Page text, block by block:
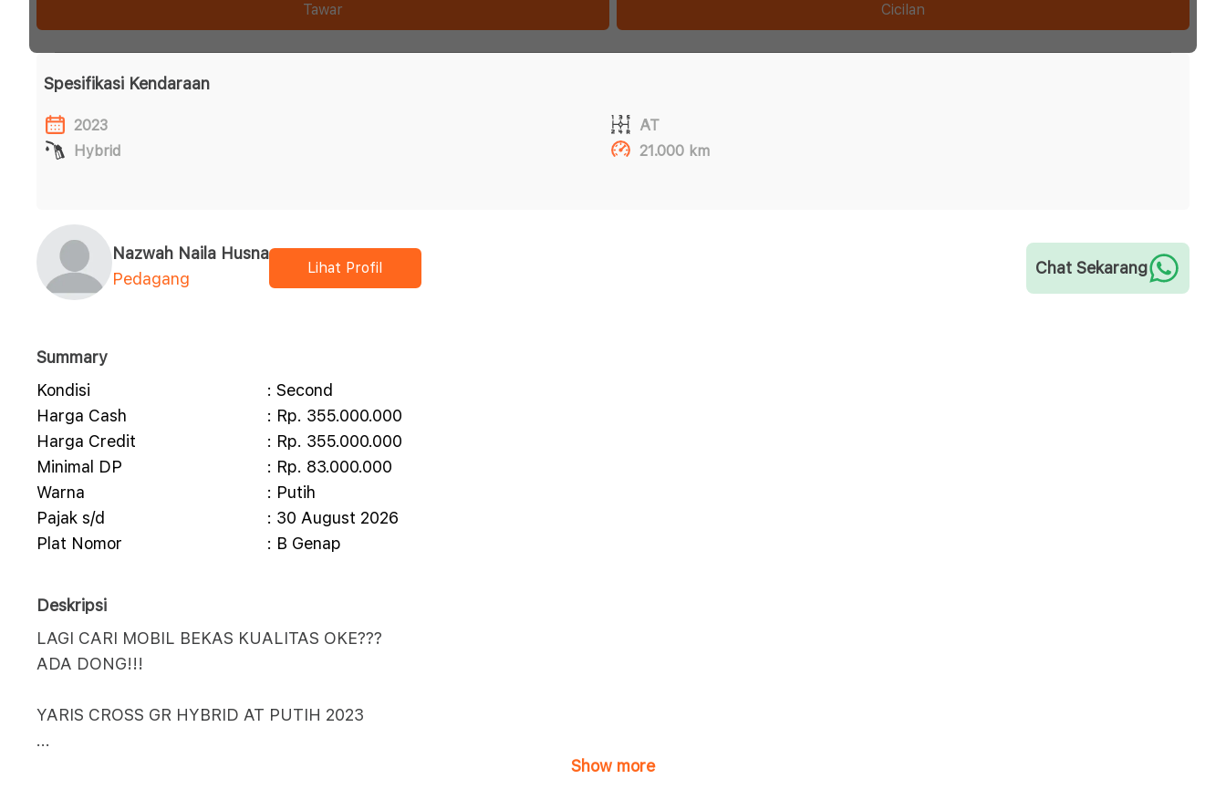
Tawar Cicilan
Spesifikasi Kendaraan
2023
AT
Hybrid
21.000 km
Nazwah Naila Husna
Pedagang
Lihat Profil Chat Sekarang
Summary
Kondisi
: Second
Harga Cash
: Rp. 355.000.000
Harga Credit
: Rp. 355.000.000
Minimal DP
: Rp. 83.000.000
Warna
: Putih
Pajak s/d
: 30 August 2026
Plat Nomor
: B Genap
Deskripsi
LAGI CARI MOBIL BEKAS KUALITAS OKE???
ADA DONG!!!
YARIS CROSS GR HYBRID AT PUTIH 2023
...
Show more